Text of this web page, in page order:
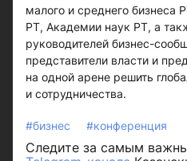
малого и среднего бизнеса
РТ, Академии наук РТ, а
руководителей бизнес-
представители власти и
на одной арене решить
и сотрудничества.
#бизнес #конференция
Следите за самым